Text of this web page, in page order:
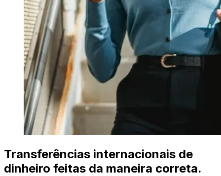
Transferências internacionais de
dinheiro feitas da maneira correta.